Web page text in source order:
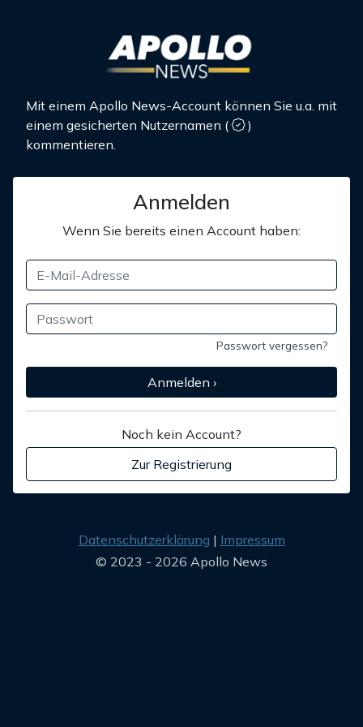
Mit einem Apollo News-Account können Sie u.a. mit
einem gesicherten Nutzernamen (
)
kommentieren.
Anmelden
Wenn Sie bereits einen Account haben:
Passwort vergessen?
Anmelden ›
Noch kein Account?
Zur Registrierung
Datenschutzerklärung
Impressum
© 2023 - 2026 Apollo News